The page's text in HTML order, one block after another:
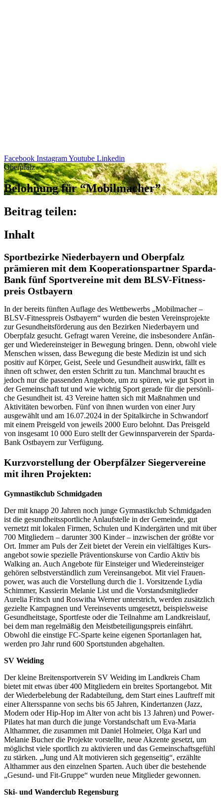
Facebook InstagramYoutube Linkedin
Oberpfalz
Beloh­nung für “Mobil­ma­cher”
Beitrag teilen:
Inhalt
Sport­be­zirke Nieder­bay­ern und Ober­pfalz
prämie­ren mit dem Koope­ra­ti­ons­part­ner Sparda-
Bank fünf Sport­ver­eine mit dem BLSV-Fitness­
preis Ostbayern
In der bereits fünf­ten Auflage des Wett­be­werbs „Mobil­ma­cher –
BLSV-Fitness­preis Ostbay­ern“ wurden die besten Vereins­pro­jekte
zur Gesund­heits­för­de­rung aus den Bezir­ken Nieder­bay­ern und
Ober­pfalz gesucht. Gefragt waren Vereine, die insbe­son­dere Anfän­
ger und Wieder­ein­stei­ger in Bewe­gung brin­gen. Denn, obwohl viele
Menschen wissen, dass Bewe­gung die beste Medi­zin ist und sich
posi­tiv auf Körper, Geist, Seele und Gesund­heit auswirkt, fällt es
ihnen oft schwer, den ersten Schritt zu tun. Manch­mal braucht es
jedoch nur die passen­den Ange­bote, um zu spüren, wie gut Sport in
der Gemein­schaft tut und wie wich­tig Sport gerade für die persön­li­
che Gesund­heit ist. 43 Vereine hatten sich mit Maßnah­men und
Akti­vi­tä­ten bewor­ben. Fünf von ihnen wurden von einer Jury
ausge­wählt und am 16.07.2024 in der Spital­kir­che in Schwan­dorf
mit einem Preis­geld von jeweils 2000 Euro belohnt. Das Preis­geld
von insge­samt 10 000 Euro stellt der Gewinn­spar­ver­ein der Sparda-
Bank Ostbay­ern zur Verfügung.
Kurz­vor­stel­lung der Ober­pfäl­zer Sieger­ver­eine
mit ihren Projekten:
Gymnas­tik­club Schmidgaden
Der mit knapp 20 Jahren noch junge Gymnas­tik­club Schmid­ga­den
ist die gesund­heits­sport­li­che Anlauf­stelle in der Gemeinde, gut
vernetzt mit loka­len Firmen, Schu­len und Kinder­gär­ten und mit über
700 Mitglie­dern – darun­ter 300 Kinder – inzwi­schen der größte vor
Ort. Immer am Puls der Zeit bietet der Verein ein viel­fäl­ti­ges Kurs­
an­ge­bot sowie spezi­elle Präven­ti­ons­kurse von Cardio Aktiv bis
Walking an. Auch Ange­bote für Einstei­ger und Wieder­ein­stei­ger
gehö­ren selbst­ver­ständ­lich zum Vereins­an­ge­bot. Mit viel Frau­en­
power, was auch die Vorstel­lung durch die 1. Vorsit­zende Lydia
Schim­mer, Kassie­rin Mela­nie List und die Vorstands­mit­glie­der
Aure­lia Frit­sch und Roswi­tha Werner unter­strich, werden zusätz­lich
gezielte Kampa­gnen und Verein­se­vents umge­setzt, beispiels­weise
Gesund­heits­tage, Sport­feste oder die Teil­nahme am Land­kreis­lauf,
bei dem man regel­mä­ßig den Meist­be­tei­li­gungs­preis einfährt.
Obwohl die eins­tige FC-Sparte keine eige­nen Sport­an­la­gen hat,
werden pro Jahr rund 600 Sport­stun­den abgehalten.
SV Weiding
Der kleine Brei­ten­sport­ver­ein SV Weiding im Land­kreis Cham
bietet mit etwas über 400 Mitglie­dern ein brei­tes Sport­an­ge­bot. Mit
der Wieder­be­le­bung der Radab­tei­lung, dem Start eines Lauf­treff mit
einer Alters­spanne von sechs bis 65 Jahren, Kinder­tan­zen (Jazz,
Modern oder Hip-Hop im Alter von acht bis 13 Jahren) und Power-
Pila­tes hat man durch die junge Vorstand­schaft um Eva-Maria
Altham­mer, die zusam­men mit Daniel Holmeier, Olga Karl und
Mela­nie Bucher die Projekte vorstellte, neue Akzente gesetzt, um
möglichst viele sport­lich zu akti­vie­ren und das Gemein­schafts­ge­fühl
zu stär­ken. „Jung und Alt moti­vie­ren sich gegen­sei­tig“, erzählte
Altham­mer aus den einzel­nen Spar­ten. Auch über die bestehende
„Gesund- und Fit-Gruppe“ wurden neue Mitglie­der gewonnen.
Ski- und Wander­club Regensburg